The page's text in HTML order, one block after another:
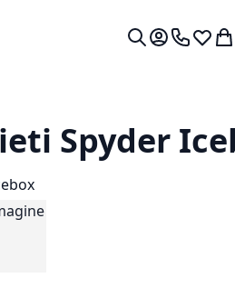
Contul meu.
0724 766
Lista
Spyder